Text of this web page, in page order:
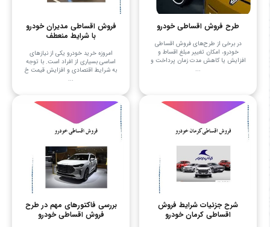
طرح فروش اقساطی خودرو
در برخی از طرح‌های فروش اقساطی
خودرو، امکان تغییر مبلغ اقساط و
افزایش یا کاهش مدت زمان پرداخت و
...
فروش اقساطی مدیران خودرو
با شرایط منعطف
امروزه خرید خودرو یکی از نیازهای
اساسی بسیاری از افراد است. با توجه
به شرایط اقتصادی و افزایش قیمت خ
...
شرح جزئیات شرایط فروش
اقساطی کرمان خودرو
بررسی فاکتورهای مهم در طرح
فروش اقساطی خودرو